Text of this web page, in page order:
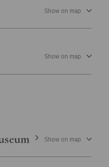
Show on map
Show on map
Show on map